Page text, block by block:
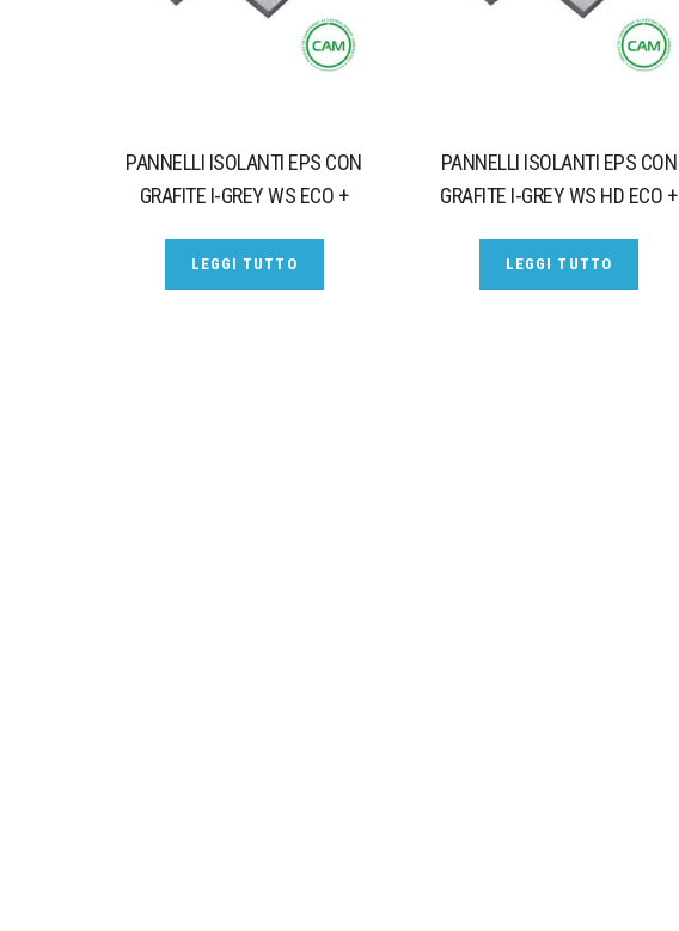
PANNELLI ISOLANTI EPS CON
GRAFITE I-GREY WS ECO +
LEGGI TUTTO
PANNELLI ISOLANTI EPS CON
GRAFITE I-GREY WS HD ECO +
LEGGI TUTTO